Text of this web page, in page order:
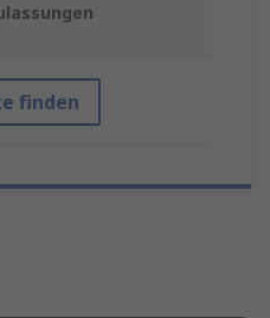
finden